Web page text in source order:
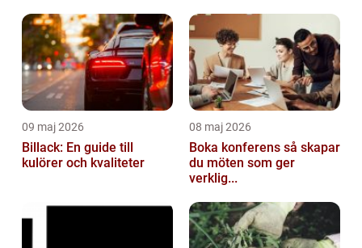
09 maj 2026
Billack: En guide till
kulörer och kvaliteter
08 maj 2026
Boka konferens så skapar
du möten som ger
verklig...